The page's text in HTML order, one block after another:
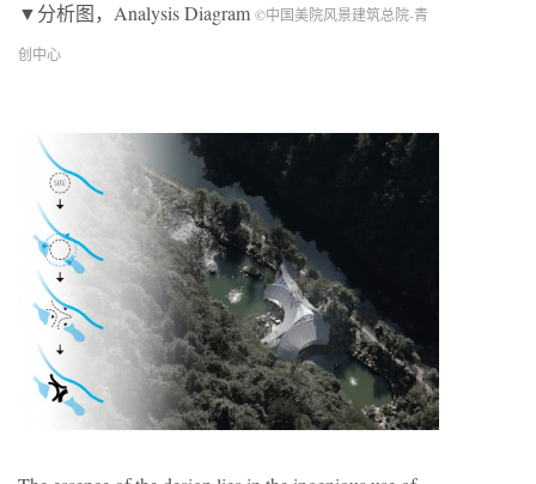
▼分析图，Analysis Diagram ©中国美院风景建筑总院-青
创中心